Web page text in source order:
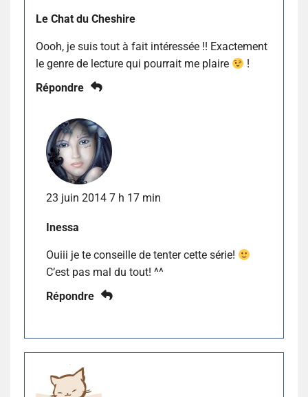
Le Chat du Cheshire
Oooh, je suis tout à fait intéressée !! Exactement
le genre de lecture qui pourrait me plaire
!
Répondre
23 juin 2014 7 h 17 min
Inessa
Ouiii je te conseille de tenter cette série!
C’est pas mal du tout! ^^
Répondre